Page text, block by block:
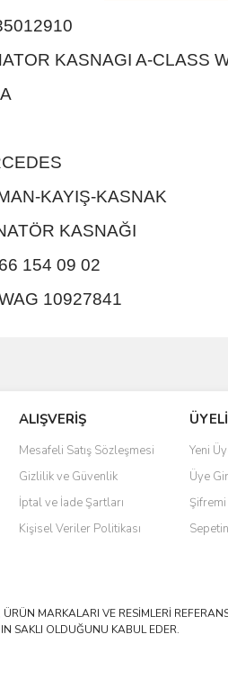
KASNAGI A-CLASS
KAYIŞ-KASNAK
KASNAĞI
154 09 02
10927841
veya görüntülenemiyor.
eksik bilgiler bulunuyor.
bulunuyor.
daha pahalı.
alternatifler olmalı.
ALIŞVERİŞ
Mesafeli Satış Sözleşmesi
Gizlilik ve Güvenlik
İptal ve İade Şartları
Kişisel Veriler Politikası
Yeni
Üye
MARKALARI VE RESİMLERİ
SAKLI OLDUĞUNU KABUL EDER.